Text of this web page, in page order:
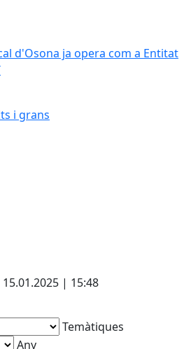
d'Osona ja opera com a Entitat
i grans
| 15:48
Temàtiques
Any